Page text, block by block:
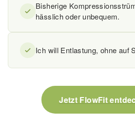
Bisherige
hässlich oder unbequem.
Ich will Entlastung, ohne auf
Jetzt FlowFit